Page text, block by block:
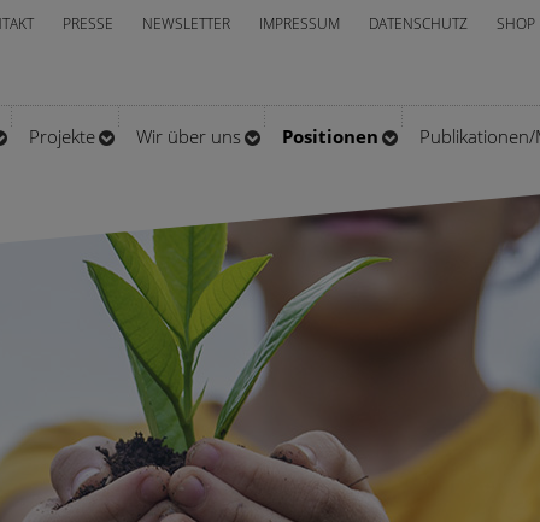
PRESSE NEWSLETTER IMPRESSUM DATENSCHUTZ SHOP
Projekte Wir über uns Positionen